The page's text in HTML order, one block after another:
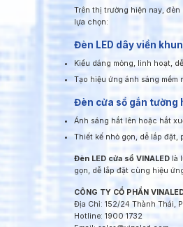
Trên thị trường hiện nay,
lựa chọn:
Đèn LED dây viền
Kiểu dáng mỏng, linh hoạt,
Tạo hiệu ứng ánh sáng mềm
Đèn cửa sổ gắn tường
Ánh sáng hắt lên hoặc hắt
Thiết kế nhỏ gọn, dễ lắp
Đèn LED cửa sổ VINALEDlà
gọn, dễ lắp đặt cùng hiệu
CÔNG TY CỔ PHẦN
Địa Chỉ: 152/24 Thành Thái,
Hotline: 1900 1732